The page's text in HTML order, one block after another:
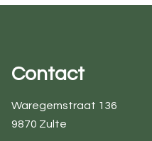
Contact
Waregemstraat 136
9870 Zulte